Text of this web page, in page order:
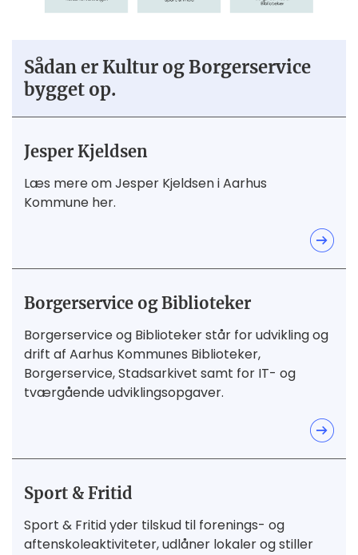
Sådan er Kultur og Borgerservice
bygget op.
Jesper Kjeldsen
Læs mere om Jesper Kjeldsen i Aarhus
Kommune her.
Borgerservice og Biblioteker
Borgerservice og Biblioteker står for udvikling og
drift af Aarhus Kommunes Biblioteker,
Borgerservice, Stadsarkivet samt for IT- og
tværgående udviklingsopgaver.
Sport & Fritid
Sport & Fritid yder tilskud til forenings- og
aftenskoleaktiviteter, udlåner lokaler og stiller